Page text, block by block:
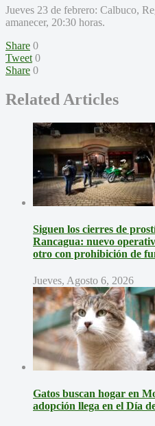
Jueves 23 de febrero: Calbuco,
amanecer, 20:30 horas.
Share 0
Tweet 0
Share 0
Related Articles
Siguen los cierres de
Rancagua: nuevo
otro con prohibición de
Jueves, Agosto 6, 2026
Gatos buscan hogar en
adopción llega en el Día